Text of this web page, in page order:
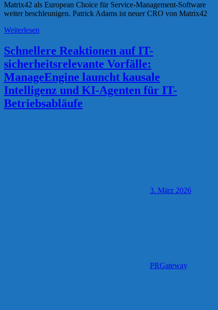
Matrix42 als European Choice für Service-Management-Software
weiter beschleunigen. Patrick Adams ist neuer CRO von Matrix42
Weiterlesen
Schnellere Reaktionen auf IT-
sicherheitsrelevante Vorfälle:
ManageEngine launcht kausale
Intelligenz und KI-Agenten für IT-
Betriebsabläufe
3. März 2026
PRGateway